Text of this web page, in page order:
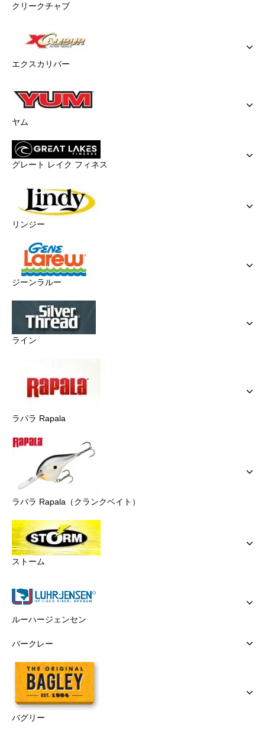
クリークチャブ
エクスカリバー
ヤム
グレート レイク フィネス
リンジー
ジーンラルー
ライン
ラパラ Rapala
ラパラ Rapala（クランクベイト）
ストーム
ルーハージェンセン
バークレー
バグリー